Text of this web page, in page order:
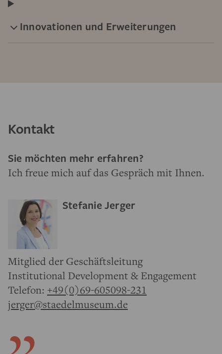
Innovationen und Erweiterungen
Kontakt
Sie möchten mehr erfahren?
Ich freue mich auf das Gespräch mit Ihnen.
Stefanie Jerger
Mitglied der Geschäftsleitung
Institutional Development & Engagement
Telefon: +49(0)69-605098-231
jerger@staedelmuseum.de